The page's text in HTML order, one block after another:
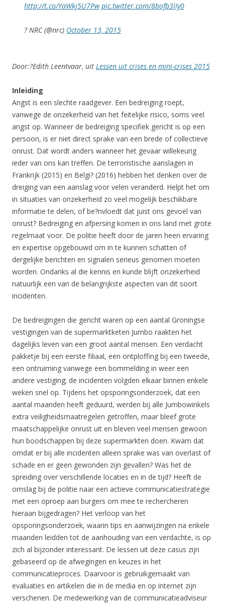
http://t.co/YaWkj5U7Pw pic.twitter.com/8bofb3IIy0
? NRC (@nrc) October 13, 2015
Door:?Edith Leentvaar, uit Lessen uit crises en mini-crises 2015
Inleiding
Angst is een slechte raadgever. Een bedreiging roept,
vanwege de onzekerheid van het feitelijke risico, soms veel
angst op. Wanneer de bedreiging specifiek gericht is op een
persoon, is er niet direct sprake van een brede of collectieve
onrust. Dat wordt anders wanneer het gevaar willekeurig
ieder van ons kan treffen. De terroristische aanslagen in
Frankrijk (2015) en Belgi? (2016) hebben het denken over de
dreiging van een aanslag voor velen veranderd. Helpt het om
in situaties van onzekerheid zo veel mogelijk beschikbare
informatie te delen, of be?nvloedt dat juist ons gevoel van
onrust? Bedreiging en afpersing komen in ons land met grote
regelmaat voor. De politie heeft door de jaren heen ervaring
en expertise opgebouwd om in te kunnen schatten of
dergelijke berichten en signalen serieus genomen moeten
worden. Ondanks al die kennis en kunde blijft onzekerheid
natuurlijk een van de belangrijkste aspecten van dit soort
incidenten.
De bedreigingen die gericht waren op een aantal Groningse
vestigingen van de supermarktketen Jumbo raakten het
dagelijks leven van een groot aantal mensen. Een verdacht
pakketje bij een eerste filiaal, een ontploffing bij een tweede,
een ontruiming vanwege een bommelding in weer een
andere vestiging; de incidenten volgden elkaar binnen enkele
weken snel op. Tijdens het opsporingsonderzoek, dat een
aantal maanden heeft geduurd, werden bij alle Jumbowinkels
extra veiligheidsmaatregelen getroffen, maar bleef grote
maatschappelijke onrust uit en bleven veel mensen gewoon
hun boodschappen bij deze supermarkten doen. Kwam dat
omdat er bij alle incidenten alleen sprake was van overlast of
schade en er geen gewonden zijn gevallen? Was het de
spreiding over verschillende locaties en in de tijd? Heeft de
omslag bij de politie naar een actieve communicatiestrategie
met een oproep aan burgers om mee te rechercheren
hieraan bijgedragen? Het verloop van het
opsporingsonderzoek, waarin tips en aanwijzingen na enkele
maanden leidden tot de aanhouding van een verdachte, is op
zich al bijzonder interessant. De lessen uit deze casus zijn
gebaseerd op de afwegingen en keuzes in het
communicatieproces. Daarvoor is gebruikgemaakt van
evaluaties en artikelen die in de media en op internet zijn
verschenen. De medewerking van de communicatieadviseur